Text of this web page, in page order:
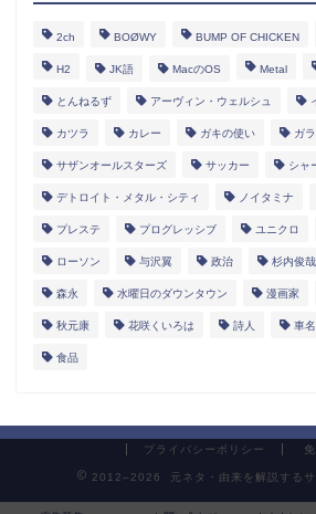
2ch BOØWY BUMP OF CHICKEN
H2 JK語 MacのOS Metal
とんねるず アーヴィン・ウェルシュ
カツラ カレー ガキの使い ガ
サザンオールスターズ サッカー シャ
デトロイト・メタル・シティ ノイタミナ
プレステ プログレッシブ ユニクロ
ローソン 与沢翼 政治 杉内俊哉
森永 水曜日のダウンタウン 漫画家
秋元康 花咲くいろは 詩人 車
食品
プライバシーポリシー
2012–2026 元ネタ・由来を解説するサ